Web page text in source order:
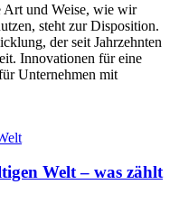
Art und Weise, wie wir
steht zur Disposition.
der seit Jahrzehnten
Innovationen für eine
Unternehmen mit
Welt – was zählt